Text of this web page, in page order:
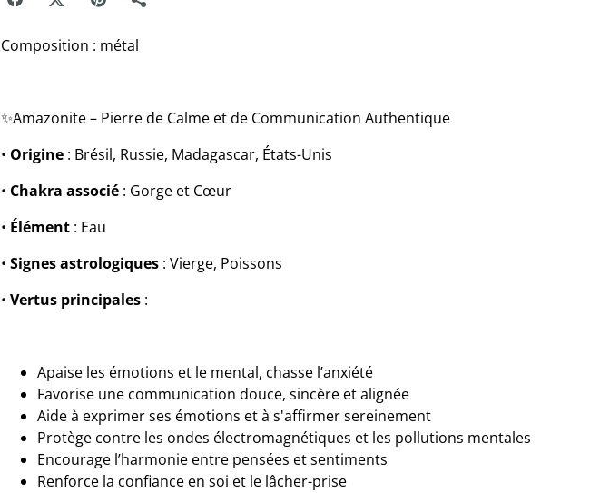
Composition : métal
✨Amazonite – Pierre de Calme et de Communication Authentique
• Origine : Brésil, Russie, Madagascar, États-Unis
• Chakra associé : Gorge et Cœur
• Élément : Eau
• Signes astrologiques : Vierge, Poissons
• Vertus principales :
Apaise les émotions et le mental, chasse l’anxiété
Favorise une communication douce, sincère et alignée
Aide à exprimer ses émotions et à s'affirmer sereinement
Protège contre les ondes électromagnétiques et les pollutions mentales
Encourage l’harmonie entre pensées et sentiments
Renforce la confiance en soi et le lâcher-prise